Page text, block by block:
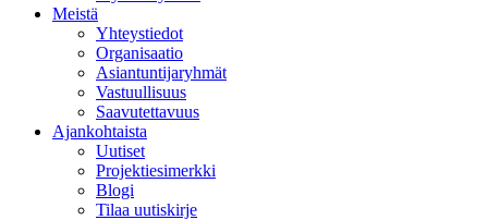
Meistä
Yhteystiedot
Organisaatio
Asiantuntijaryhmät
Vastuullisuus
Saavutettavuus
Ajankohtaista
Uutiset
Projektiesimerkki
Blogi
Tilaa uutiskirje